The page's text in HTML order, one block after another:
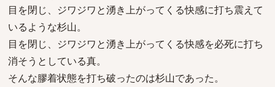
目を閉じ、ジワジワと湧き上がってくる快感に打ち震えて
いるような杉山。
目を閉じ、ジワジワと湧き上がってくる快感を必死に打ち
消そうとしている真。
そんな膠着状態を打ち破ったのは杉山であった。